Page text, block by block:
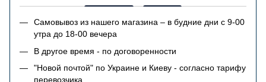
Самовывоз из нашего магазина – в будние дни с 9-00
утра до 18-00 вечера
В другое время - по договоренности
"Новой почтой" по Украине и Киеву - согласно тарифу
перевозчика